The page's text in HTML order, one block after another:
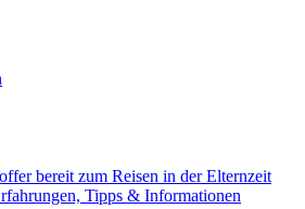
Tipps & Informationen